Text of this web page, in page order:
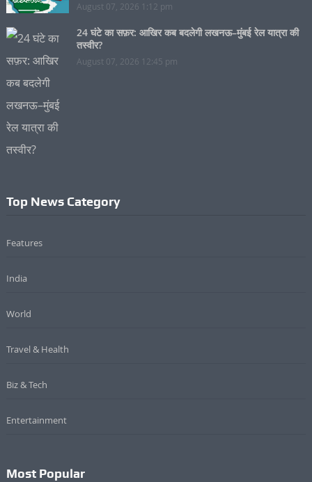
August 07, 2026 1:12 pm
24 घंटे का सफ़र: आखिर कब बदलेगी लखनऊ–मुंबई रेल यात्रा की
तस्वीर?
August 07, 2026 12:45 pm
Top News Category
Features
India
World
Travel & Health
Biz & Tech
Entertainment
Most Popular